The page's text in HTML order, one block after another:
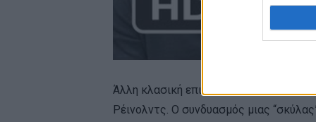
Άλλη κλασική επιλογή είναι το “The
Ρέινολντς. Ο συνδυασμός μιας